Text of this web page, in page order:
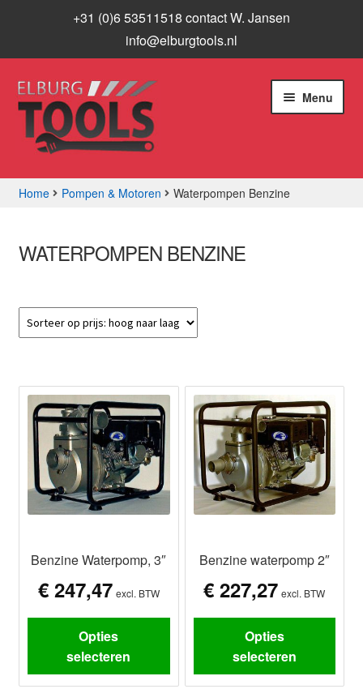
+31 (0)6 53511518 contact W. Jansen
info@elburgtools.nl
Ga
door
naar
navigatie
Ga
naar
inhoud
Menu
Aanbiedingen
Info
Home Pompen & Motoren Waterpompen Benzine
WATERPOMPEN BENZINE
Benzine Waterpomp, 3″
€247,47 excl. BTW
Opties
selecteren
Benzine waterpomp 2″
€ 227,27 excl. BTW
Opties
selecteren